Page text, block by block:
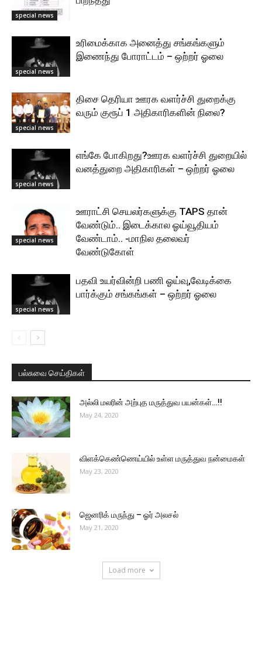
special news
special news
உரிமைக்காக அனைத்து சங்கங்களும்
இணைந்து போராட்டம் – ஒற்றர் ஓலை
special news
திசை தெரியா ஊரக வளர்ச்சி துறைக்கு
வரும் குரூப் 1 அதிகாரிகளின் நிலை?
special news
எங்கே போகிறது?ஊரக வளர்ச்சி துறையில்
வனத்துறை அதிகாரிகள் – ஒற்றர் ஓலை
special news
ஊராட்சி செயலர்களுக்கு TAPS தான்
வேண்டும்.. இடைக்கால ஓய்வூதியம்
வேண்டாம்.. -மாநில தலைவர்
வேண்டுகோள்
special news
பதவி உயர்வின்றி பணி ஓய்வு,வேடிக்கை
பார்க்கும் சங்கங்கள் – ஒற்றர் ஓலை
பல்சுவை செய்திகள்
அல்லி மலரின் அற்புத மருத்துவ பயன்கள்…!!
May 24, 2020
விளக்கெண்ணெய்யில் உள்ள மருத்துவ நன்மைகள்
May 23, 2020
ஜெனரிக் மருந்து – ஓர் அலசல்
May 21, 2020
Load more